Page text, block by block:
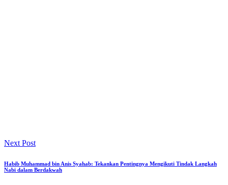
Next Post
Habib Muhammad bin Anis Syahab: Tekankan Pentingnya Mengikuti Tindak Langkah
Nabi dalam Berdakwah